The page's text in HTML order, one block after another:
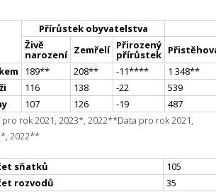
Přírůstek obyvatelstva
Živě
narození Zemřelí Přirozený
přírůstek
189** 208** -11**** 1 348**
116 138 -22
539
107 126 -19
487
pro rok 2021, 2023*, 2022**Data pro rok 2021,
2022**
sňatků
105
rozvodů
35